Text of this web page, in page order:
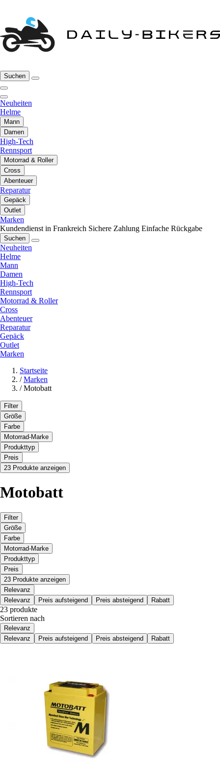
Suchen
Neuheiten
Helme
Mann
Damen
High-Tech
Rennsport
Motorrad & Roller
Cross
Abenteuer
Reparatur
Gepäck
Outlet
Marken
Kundendienst in Frankreich Sichere Zahlung Einfache Rückgabe
Suchen
Neuheiten
Helme
Mann
Damen
High-Tech
Rennsport
Motorrad & Roller
Cross
Abenteuer
Reparatur
Gepäck
Outlet
Marken
Startseite
/ Marken
/ Motobatt
Filter
Größe
Farbe
Motorrad-Marke
Produkttyp
Preis
23 Produkte anzeigen
Motobatt
Filter
Größe
Farbe
Motorrad-Marke
Produkttyp
Preis
23 Produkte anzeigen
Relevanz
Relevanz
Preis aufsteigend Preis absteigend Rabatt
23 produkte
Sortieren nach
Relevanz
Relevanz
Preis aufsteigend Preis absteigend Rabatt